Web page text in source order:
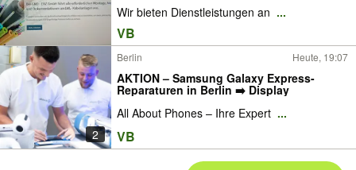
Wir bieten Dienstleistungen an ...
VB
2
Berlin Heute, 19:07
AKTION – Samsung Galaxy Express-
Reparaturen in Berlin ➡️ Display
All About Phones – Ihre Expert ...
VB